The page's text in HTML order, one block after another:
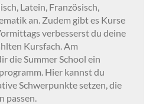
Latein, Französisch,
an. Zudem gibt es Kurse
verbesserst du deine
Kursfach. Am
die Summer School ein
Hier kannst du
Schwerpunkte setzen, die
passen.